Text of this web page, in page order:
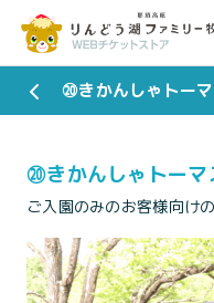
利用規約
⑳きかんしゃトー
⑳きかんしゃトーマ
ご入園のみのお客様向け